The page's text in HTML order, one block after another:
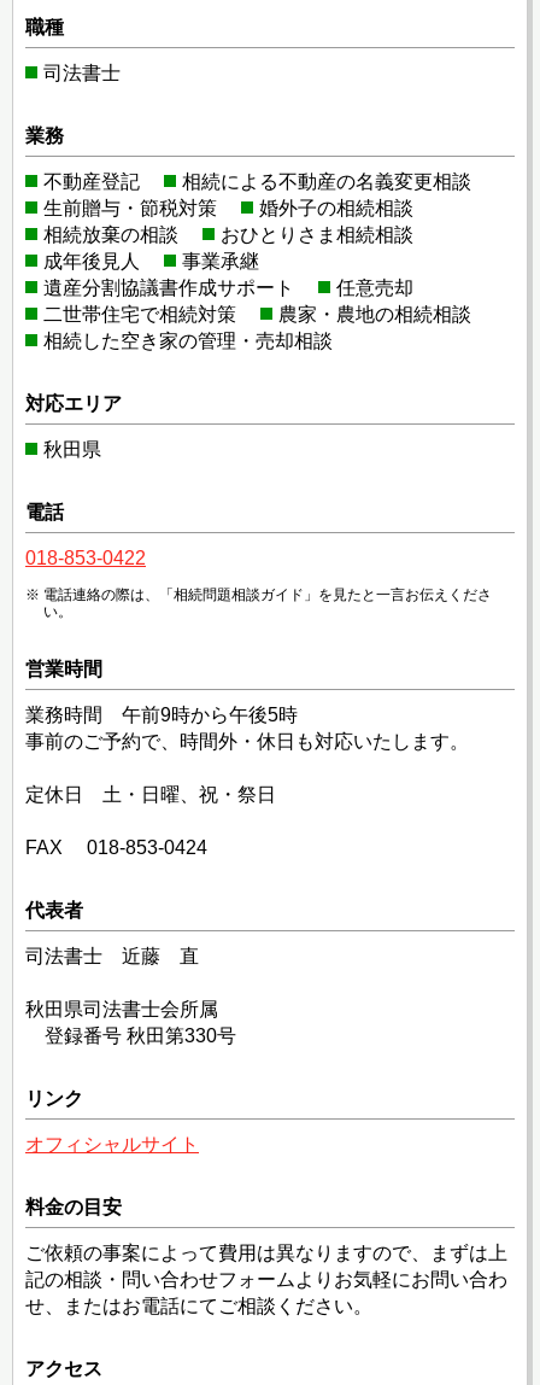
職種
司法書士
業務
不動産登記
相続による不動産の名義変更相談
生前贈与・節税対策
婚外子の相続相談
相続放棄の相談
おひとりさま相続相談
成年後見人
事業承継
遺産分割協議書作成サポート
任意売却
二世帯住宅で相続対策
農家・農地の相続相談
相続した空き家の管理・売却相談
対応エリア
秋田県
電話
018-853-0422
電話連絡の際は、「相続問題相談ガイド」を見たと一言お伝えくださ
い。
営業時間
業務時間 午前9時から午後5時
事前のご予約で、時間外・休日も対応いたします。
定休日 土・日曜、祝・祭日
FAX 018-853-0424
代表者
司法書士 近藤 直
秋田県司法書士会所属
登録番号 秋田第330号
リンク
オフィシャルサイト
料金の目安
ご依頼の事案によって費用は異なりますので、まずは上
記の相談・問い合わせフォームよりお気軽にお問い合わ
せ、またはお電話にてご相談ください。
アクセス